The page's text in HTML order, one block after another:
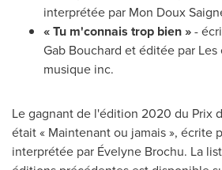
interprétée par Mon Doux
« Tu m'connais trop bien »-
Gab Bouchard et éditée par
musique inc.
Le gagnant de l'édition 2020 du Prix
était « Maintenant ou jamais », écrite
interprétée par Évelyne Brochu. La